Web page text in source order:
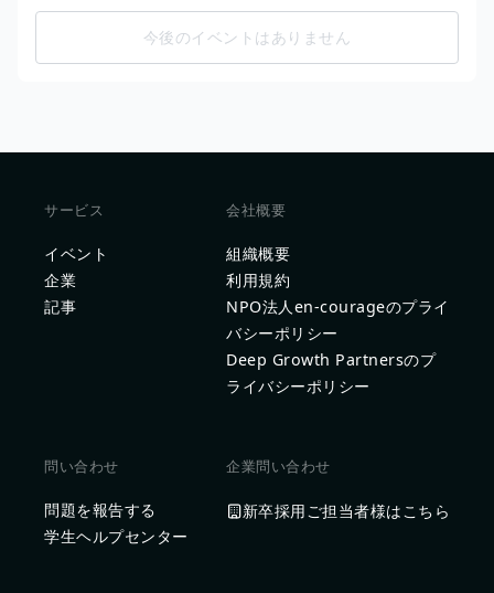
今後のイベントはありません
サービス
イベント
企業
記事
会社概要
組織概要
利用規約
NPO法人en-courageのプライ
バシーポリシー
Deep Growth Partnersのプ
ライバシーポリシー
問い合わせ
問題を報告する
学生ヘルプセンター
企業問い合わせ
新卒採用ご担当者様はこちら